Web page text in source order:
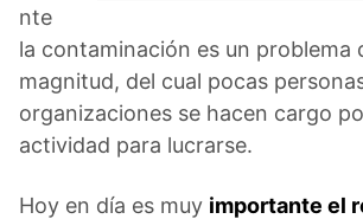
nte
la contaminación es un problema
magnitud, del cual pocas
organizaciones se hacen cargo
actividad para lucrarse.
Hoy en día es muy importante el